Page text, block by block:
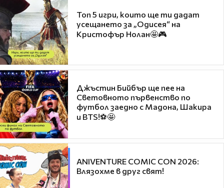
Топ 5 игри, които ще ти дадат
усещането за „Одисея“ на
Кристофър Нолан🤩🎮
Джъстин Бийбър ще пее на
Световното първенство по
футбол заедно с Мадона, Шакира
и BTS!⚽🤩
ANIVENTURE COMIC CON 2026:
Влязохме в друг свят!